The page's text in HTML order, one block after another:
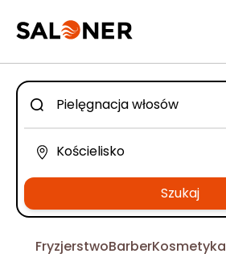
Szukaj
FryzjerstwoBarberKosmetyka